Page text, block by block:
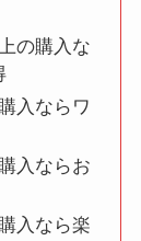
の購入な
入ならワ
入ならお
入なら楽